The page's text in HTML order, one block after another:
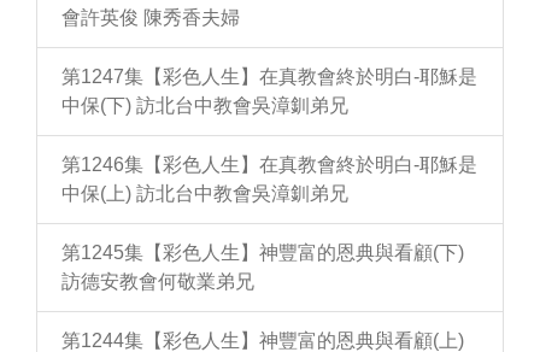
會許英俊 陳秀香夫婦
第1247集【彩色人生】在真教會終於明白-耶穌是
中保(下) 訪北台中教會吳漳釧弟兄
第1246集【彩色人生】在真教會終於明白-耶穌是
中保(上) 訪北台中教會吳漳釧弟兄
第1245集【彩色人生】神豐富的恩典與看顧(下)
訪德安教會何敬業弟兄
第1244集【彩色人生】神豐富的恩典與看顧(上)